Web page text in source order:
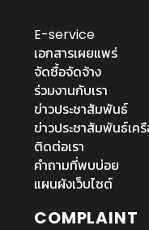
E-service
เอกสารเผยแพร่
จัดซื้อจัดจ้าง
ร่วมงานกับเรา
ข่าวประชาสัมพันธ์
ข่าวประชาสัมพันธ์เค
ติดต่อเรา
คำถามที่พบบ่อย
แผนผังเว็บไซต์
COMPLAINT